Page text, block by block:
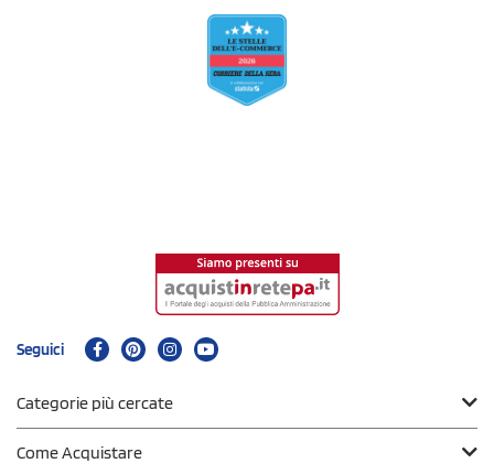
Seguici
Categorie più cercate
Come Acquistare